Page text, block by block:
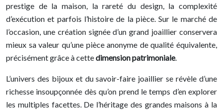
prestige de la maison, la rareté du design, la complexité
d’exécution et parfois l’histoire de la pièce. Sur le marché de
l’occasion, une création signée d’un grand joaillier conservera
mieux sa valeur qu’une pièce anonyme de qualité équivalente,
précisément grâce à cettedimension patrimoniale.
L’univers des bijoux et du savoir-faire joaillier se révèle d’une
richesse insoupçonnée dès qu’on prend le temps d’en explorer
les multiples facettes. De l’héritage des grandes maisons à la